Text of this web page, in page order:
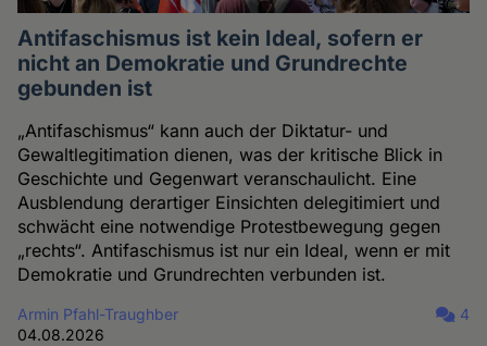
Antifaschismus ist kein Ideal, sofern er
nicht an Demokratie und Grundrechte
gebunden ist
„Antifaschismus“ kann auch der Diktatur- und
Gewaltlegitimation dienen, was der kritische Blick in
Geschichte und Gegenwart veranschaulicht. Eine
Ausblendung derartiger Einsichten delegitimiert und
schwächt eine notwendige Protestbewegung gegen
„rechts“. Antifaschismus ist nur ein Ideal, wenn er mit
Demokratie und Grundrechten verbunden ist.
Armin Pfahl-Traughber
04.08.2026
4